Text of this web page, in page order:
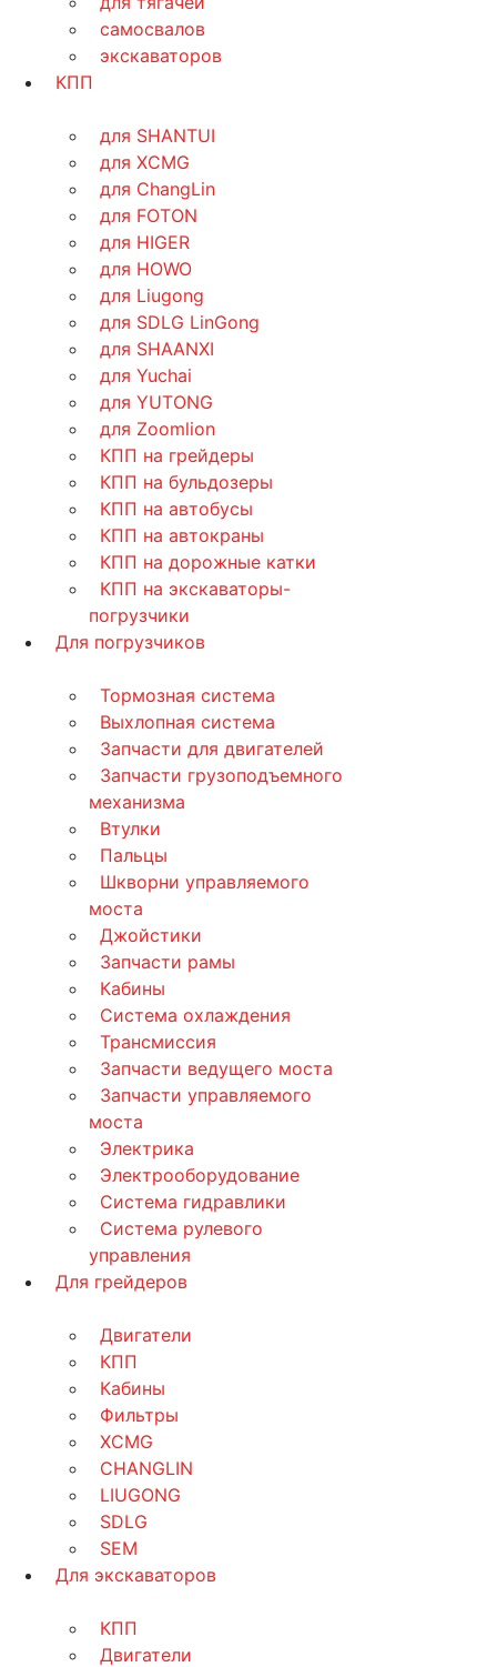
самосвалов
экскаваторов
КПП
для SHANTUI
для XCMG
для ChangLin
для FOTON
для HIGER
для HOWO
для Liugong
для SDLG LinGong
для SHAANXI
для Yuchai
для YUTONG
для Zoomlion
КПП на грейдеры
КПП на бульдозеры
КПП на автобусы
КПП на автокраны
КПП на дорожные катки
КПП на экскаваторы-
погрузчики
Для погрузчиков
Тормозная система
Выхлопная система
Запчасти для двигателей
Запчасти грузоподъемного
механизма
Втулки
Пальцы
Шкворни управляемого
моста
Джойстики
Запчасти рамы
Кабины
Система охлаждения
Трансмиссия
Запчасти ведущего моста
Запчасти управляемого
моста
Электрика
Электрооборудование
Система гидравлики
Система рулевого
управления
Для грейдеров
Двигатели
КПП
Кабины
Фильтры
XCMG
CHANGLIN
LIUGONG
SDLG
SEM
Для экскаваторов
КПП
Двигатели